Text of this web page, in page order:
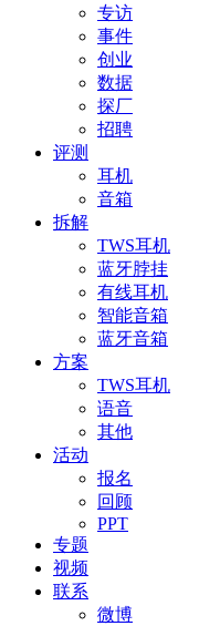
专访
事件
创业
数据
探厂
招聘
评测
耳机
音箱
拆解
TWS耳机
蓝牙脖挂
有线耳机
智能音箱
蓝牙音箱
方案
TWS耳机
语音
其他
活动
报名
回顾
PPT
专题
视频
联系
微博